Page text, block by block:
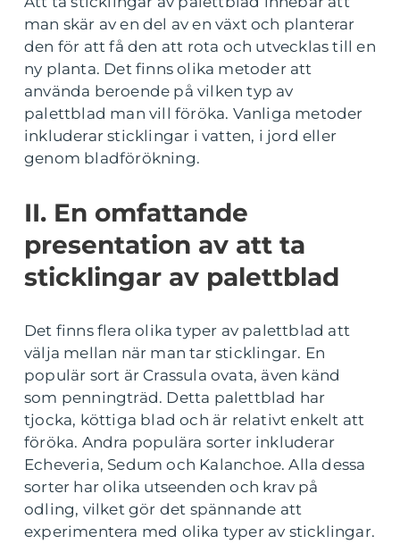
man skär av en del av en växt och planterar
den för att få den att rota och utvecklas till en
ny planta. Det finns olika metoder att
använda beroende på vilken typ av
palettblad man vill föröka. Vanliga metoder
inkluderar sticklingar i vatten, i jord eller
genom bladförökning.
II. En omfattande
presentation av att ta
sticklingar av palettblad
Det finns flera olika typer av palettblad att
välja mellan när man tar sticklingar. En
populär sort är Crassula ovata, även känd
som penningträd. Detta palettblad har
tjocka, köttiga blad och är relativt enkelt att
föröka. Andra populära sorter inkluderar
Echeveria, Sedum och Kalanchoe. Alla dessa
sorter har olika utseenden och krav på
odling, vilket gör det spännande att
experimentera med olika typer av sticklingar.